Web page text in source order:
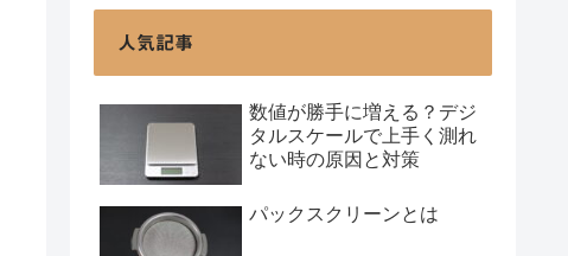
人気記事
数値が勝手に増える？デジ
タルスケールで上手く測れ
ない時の原因と対策
パックスクリーンとは